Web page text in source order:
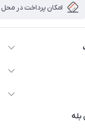
امکان پرداخت در محل
بله